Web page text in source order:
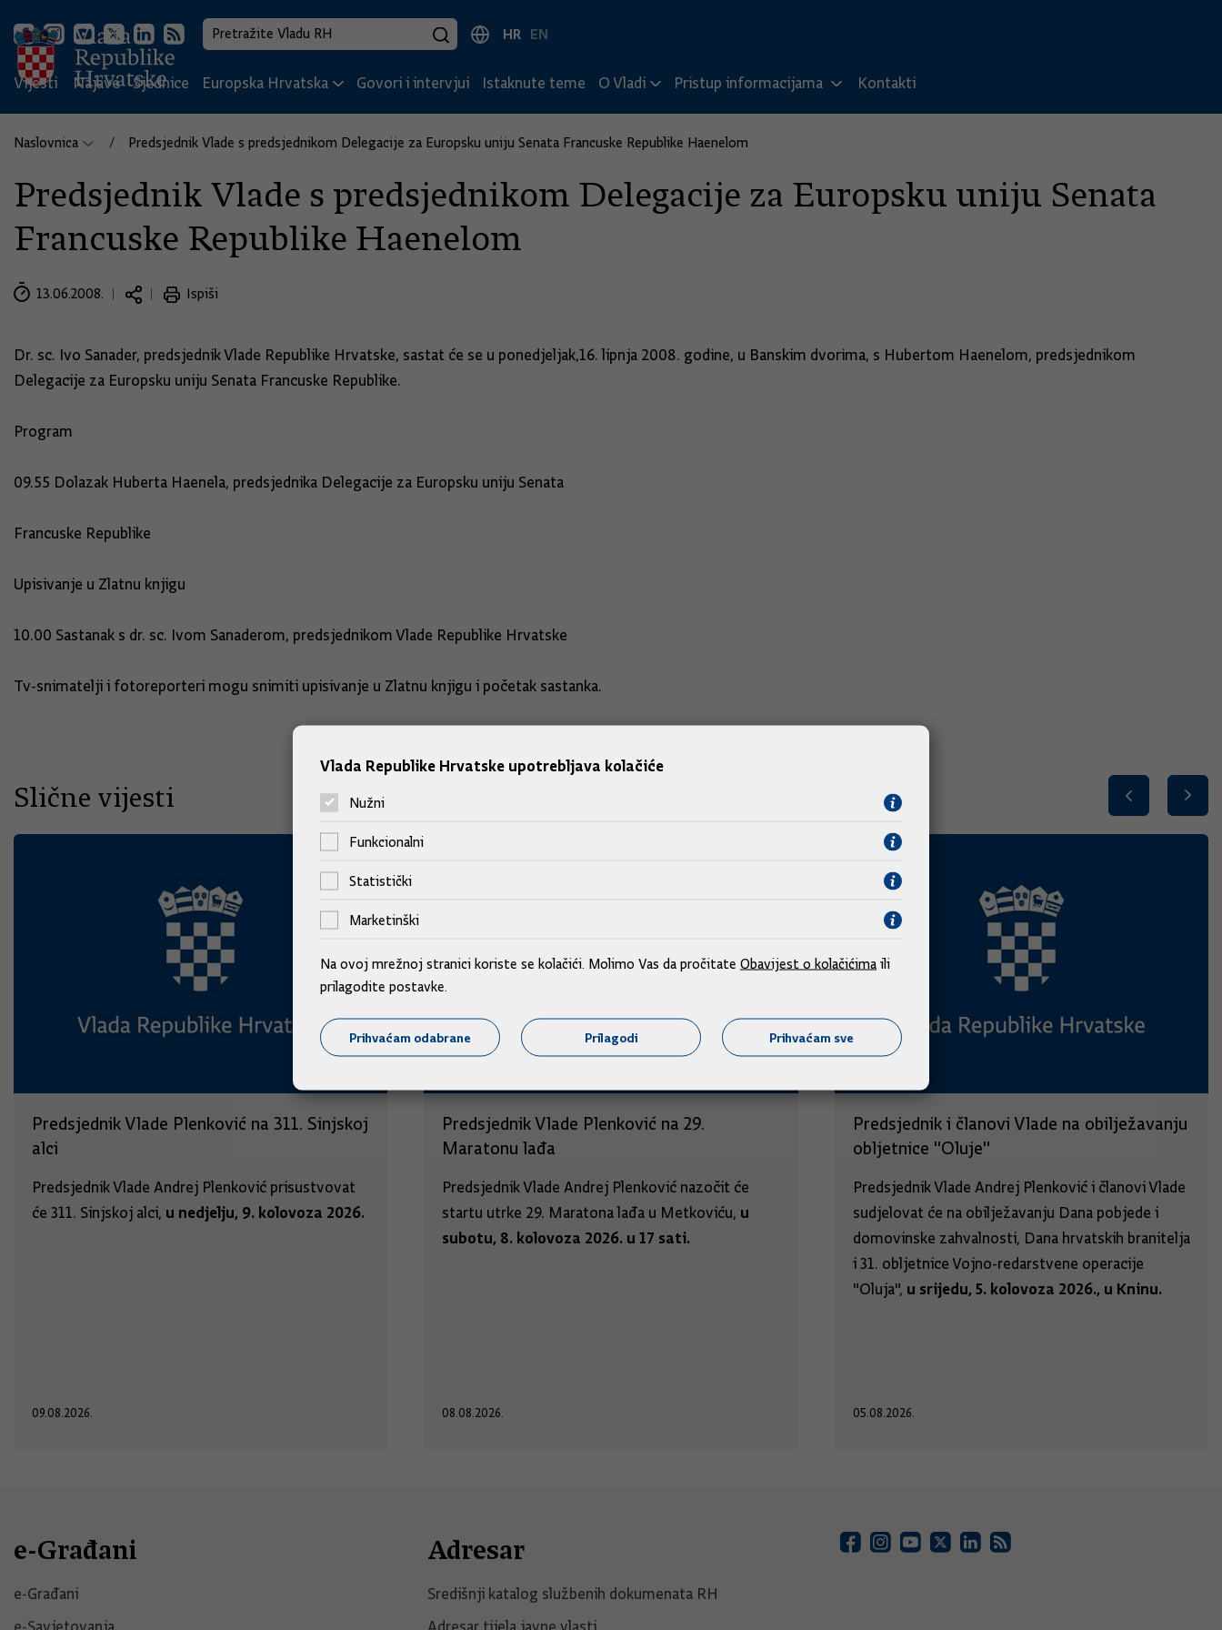
HR EN
Vijesti Najave Sjednice Europska Hrvatska Govori i intervjui Istaknute teme O Vladi Pristup informacijama Kontakti
Naslovnica Predsjednik Vlade s predsjednikom Delegacije za Europsku uniju Senata Francuske Republike Haenelom
Predsjednik Vlade s predsjednikom Delegacije za Europsku uniju Senata
Francuske Republike Haenelom
13.06.2008. Ispiši
Dr. sc. Ivo Sanader, predsjednik Vlade Republike Hrvatske, sastat će se u ponedjeljak,16. lipnja 2008. godine, u Banskim dvorima, s Hubertom Haenelom, predsjednikom
Delegacije za Europsku uniju Senata Francuske Republike.
Program
09.55 Dolazak Huberta Haenela, predsjednika Delegacije za Europsku uniju Senata
Francuske Republike
Upisivanje u Zlatnu knjigu
10.00 Sastanak s dr. sc. Ivom Sanaderom, predsjednikom Vlade Republike Hrvatske
Tv-snimatelji i fotoreporteri mogu snimiti upisivanje u Zlatnu knjigu i početak sastanka.
Slične vijesti
Predsjednik Vlade Plenković na 311. Sinjskoj
alci
Predsjednik Vlade Andrej Plenković prisustvovat
će 311. Sinjskoj alci, u nedjelju, 9. kolovoza 2026.
09.08.2026.
Predsjednik Vlade Plenković na 29.
Maratonu lađa
Predsjednik Vlade Andrej Plenković nazočit će
startu utrke 29. Maratona lađa u Metkoviću, u
subotu, 8. kolovoza 2026. u 17 sati.
08.08.2026.
Predsjednik i članovi Vlade na obilježavanju
obljetnice "Oluje"
Predsjednik Vlade Andrej Plenković i članovi Vlade
sudjelovat će na obilježavanju Dana pobjede i
domovinske zahvalnosti, Dana hrvatskih branitelja
i 31. obljetnice Vojno-redarstvene operacije
"Oluja", u srijedu, 5. kolovoza 2026., u Kninu.
05.08.2026.
e-Građani
e-Građani
e-Savjetovanja
Adresar
Središnji katalog službenih dokumenata RH
Adresar tijela javne vlasti
Vlada Republike Hrvatske upotrebljava kolačiće
Nužni
Funkcionalni
Statistički
Marketinški
Na ovoj mrežnoj stranici koriste se kolačići. Molimo Vas da pročitate Obavijest o kolačićima ili
prilagodite postavke.
Prihvaćam odabrane Prilagodi Prihvaćam sve